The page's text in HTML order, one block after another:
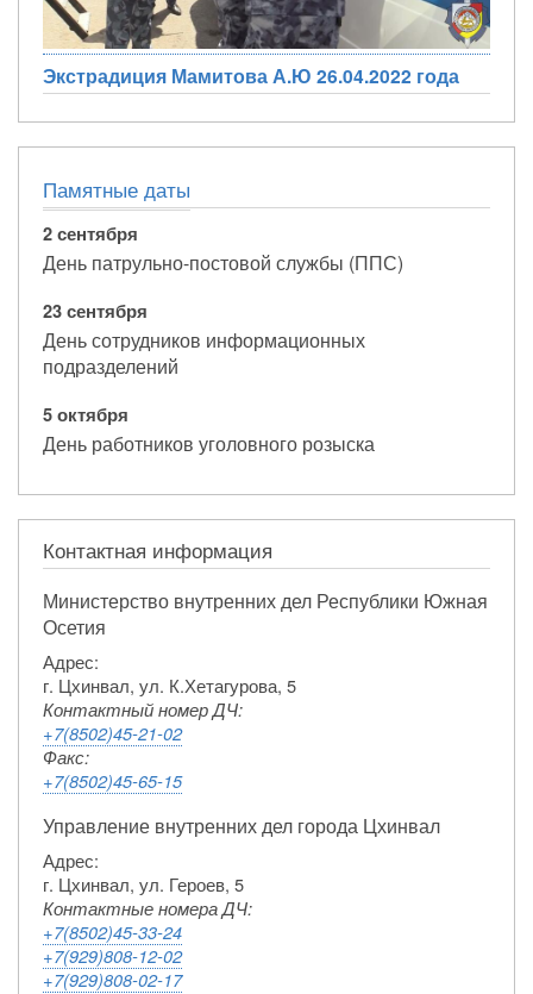
Экстрадиция Мамитова А.Ю 26.04.2022 года
Памятные даты
2 сентября
День патрульно-постовой службы (ППС)
23 сентября
День сотрудников информационных
подразделений
5 октября
День работников уголовного розыска
Контактная информация
Министерство внутренних дел Республики Южная
Осетия
Адрес:
г. Цхинвал, ул. К.Хетагурова, 5
Контактный номер ДЧ:
+7(8502)45-21-02
Факс:
+7(8502)45-65-15
Управление внутренних дел города Цхинвал
Адрес:
г. Цхинвал, ул. Героев, 5
Контактные номера ДЧ:
+7(8502)45-33-24
+7(929)808-12-02
+7(929)808-02-17